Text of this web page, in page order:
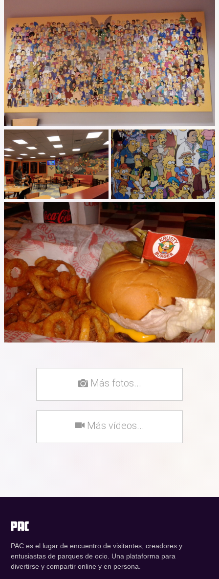
Más fotos...
Más vídeos...
PAC es el lugar de encuentro de visitantes, creadores y
entusiastas de parques de ocio. Una plataforma para
divertirse y compartir online y en persona.